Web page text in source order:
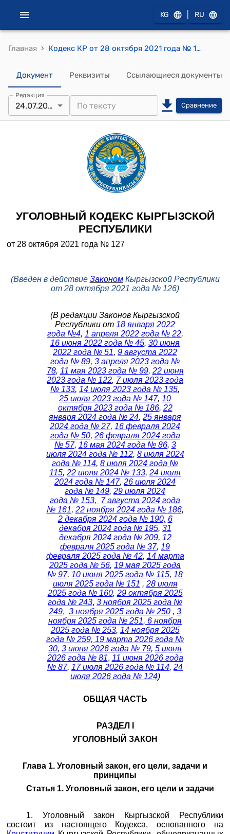
KG RU
Главная › Кодекс КР от 28 октября 2021 года № 127 "Уголовный кодекс Кыргызской Республики"
Документ Реквизиты Ссылающиеся документы
Редакция
24.07.2026 Сравнение